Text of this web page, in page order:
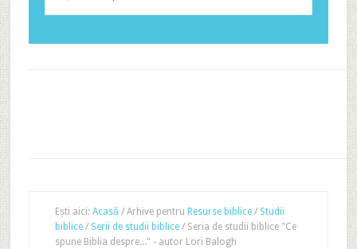
Ești aici: Acasă /Arhive pentru Resurse biblice / Studii
biblice / Serii de studii biblice /Seria de studii biblice "Ce
spune Biblia despre..." - autor Lori Balogh